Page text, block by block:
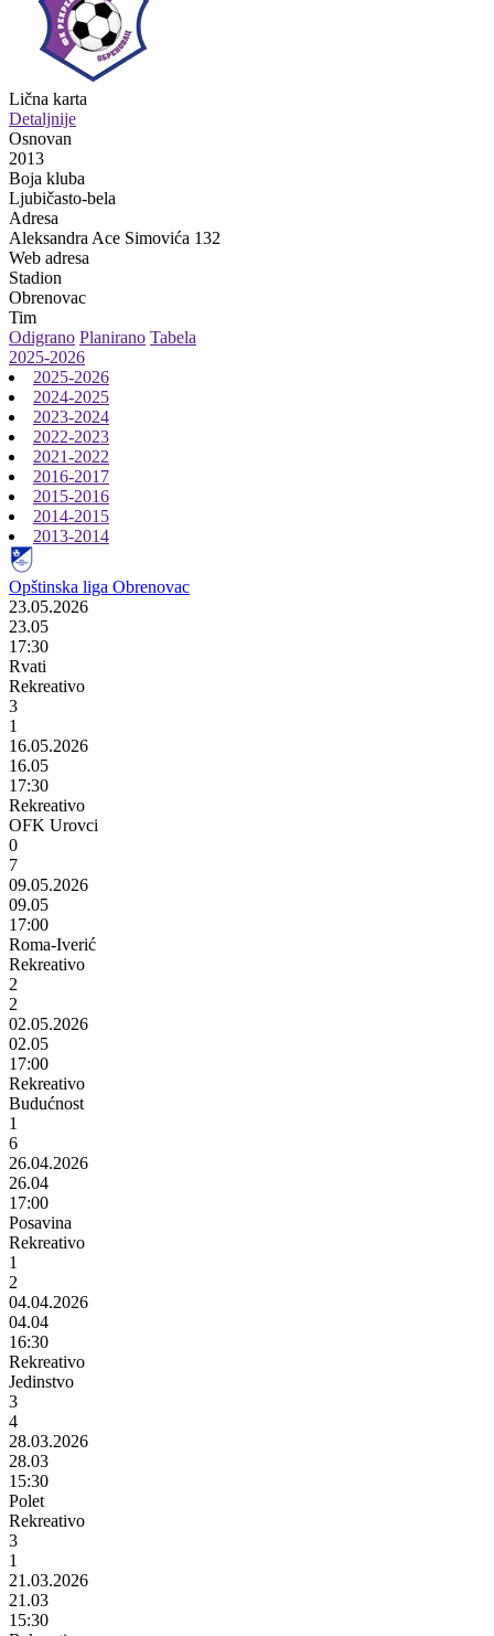
Lična karta
Detaljnije
Osnovan
2013
Boja kluba
Ljubičasto-bela
Adresa
Aleksandra Ace Simovića 132
Web adresa
Stadion
Obrenovac
Tim
Odigrano Planirano Tabela
2025-2026
2025-2026
2024-2025
2023-2024
2022-2023
2021-2022
2016-2017
2015-2016
2014-2015
2013-2014
Opštinska liga Obrenovac
23.05.2026
23.05
17:30
Rvati
Rekreativo
3
1
16.05.2026
16.05
17:30
Rekreativo
OFK Urovci
0
7
09.05.2026
09.05
17:00
Roma-Iverić
Rekreativo
2
2
02.05.2026
02.05
17:00
Rekreativo
Budućnost
1
6
26.04.2026
26.04
17:00
Posavina
Rekreativo
1
2
04.04.2026
04.04
16:30
Rekreativo
Jedinstvo
3
4
28.03.2026
28.03
15:30
Polet
Rekreativo
3
1
21.03.2026
21.03
15:30